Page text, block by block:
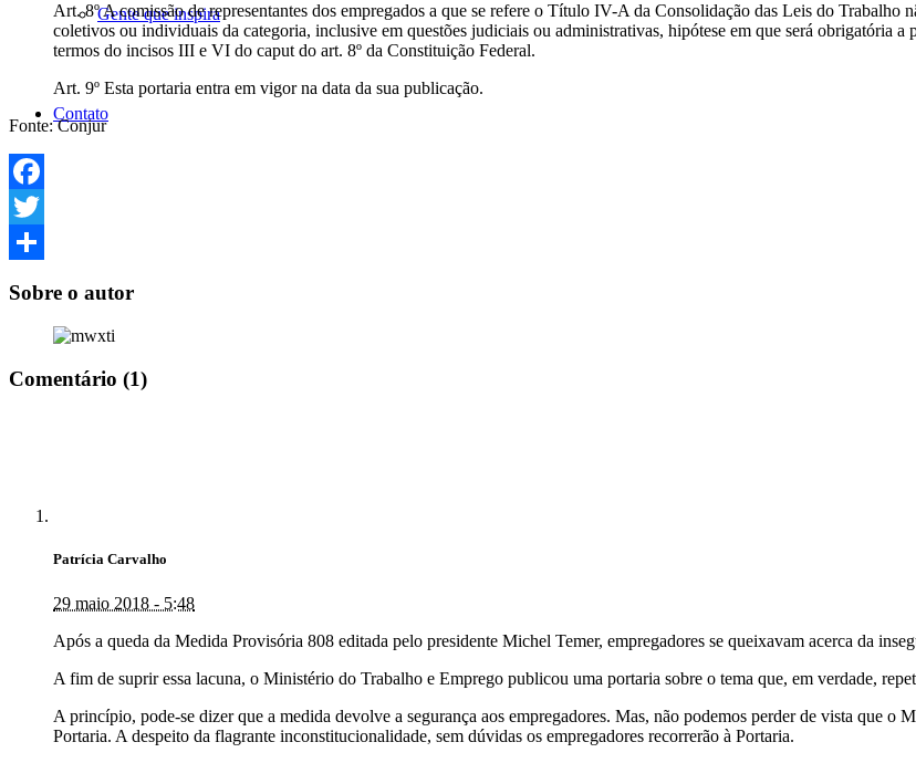
Gente que inspira
Contato
Art. 8º A comissão de representantes dos empregados a que se refere o Título IV-A da Consolidação das Leis do Trabalho
coletivos ou individuais da categoria, inclusive em questões judiciais ou administrativas, hipótese em que será obrigatória
termos do incisos III e VI do caput do art. 8º da Constituição Federal.
Art. 9º Esta portaria entra em vigor na data da sua publicação.
Fonte: Conjur
Facebook
Twitter
Sobre o autor
Comentário (1)
Patrícia Carvalho
29 maio 2018 - 5:48
Após a queda da Medida Provisória 808 editada pelo presidente Michel Temer, empregadores se queixavam acerca da
A fim de suprir essa lacuna, o Ministério do Trabalho e Emprego publicou uma portaria sobre o tema que, em verdade,
A princípio, pode-se dizer que a medida devolve a segurança aos empregadores. Mas, não podemos perder de vista que
Portaria. A despeito da flagrante inconstitucionalidade, sem dúvidas os empregadores recorrerão à Portaria.